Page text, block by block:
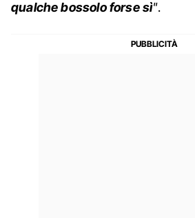
qualche bossolo forse sì".